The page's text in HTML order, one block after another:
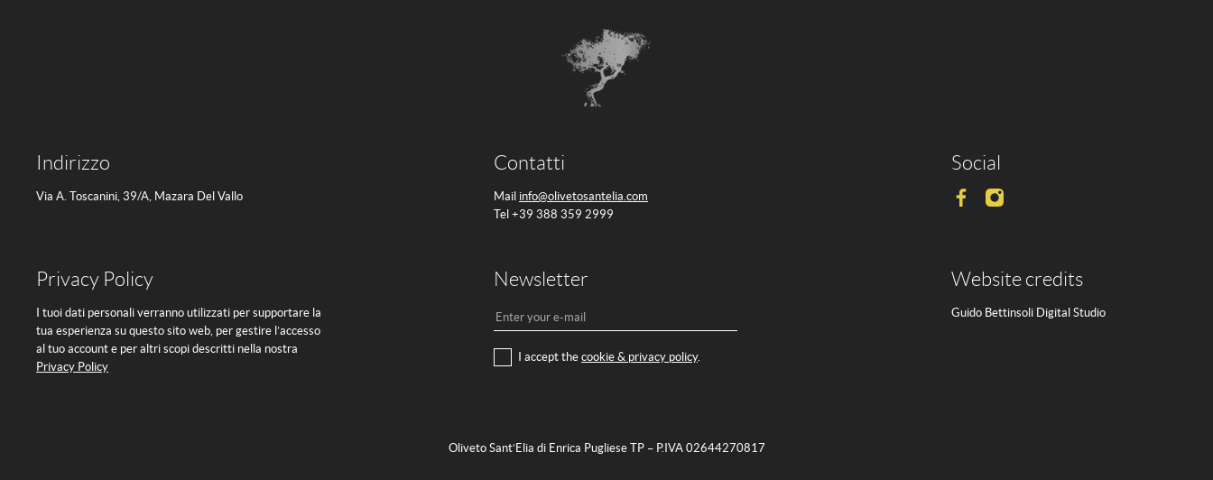
Indirizzo
Via A. Toscanini, 39/A, Mazara Del Vallo
Contatti
Mail info@olivetosantelia.com
Tel +39 388 359 2999
Social
Privacy Policy
I tuoi dati personali verranno utilizzati per supportare la
tua esperienza su questo sito web, per gestire l’accesso
al tuo account e per altri scopi descritti nella nostra
Privacy Policy
Newsletter
I accept the cookie & privacy policy.
Website credits
Guido Bettinsoli Digital Studio
Oliveto Sant’Elia di Enrica Pugliese TP – P.IVA 02644270817